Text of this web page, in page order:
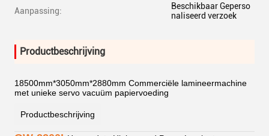
Aanpassing:
Beschikbaar Geperso
naliseerd verzoek
Productbeschrijving
18500mm*3050mm*2880mm Commerciële lamineermachine
met unieke servo vacuüm papiervoeding
Productbeschrijving